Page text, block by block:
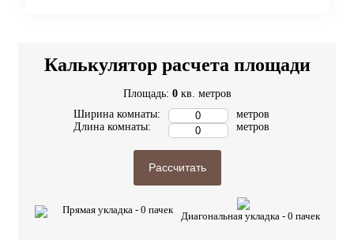
Калькулятор расчета площади
Площадь: 0 кв. метров
Ширина комнаты:
Длина комнаты:
метров
метров
Рассчитать
Прямая укладка - 0 пачек
Диагональная укладка - 0 пачек